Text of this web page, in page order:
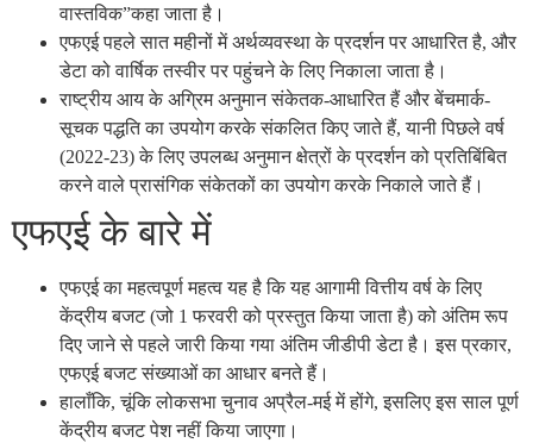
वास्तविक”कहा जाता है।
एफएई पहले सात महीनों में अर्थव्यवस्था के प्रदर्शन पर आधारित है, और
डेटा को वार्षिक तस्वीर पर पहुंचने के लिए निकाला जाता है।
राष्ट्रीय आय के अग्रिम अनुमान संकेतक-आधारित हैं और बेंचमार्क-
सूचक पद्धति का उपयोग करके संकलित किए जाते हैं, यानी पिछले वर्ष
(2022-23) के लिए उपलब्ध अनुमान क्षेत्रों के प्रदर्शन को प्रतिबिंबित
करने वाले प्रासंगिक संकेतकों का उपयोग करके निकाले जाते हैं।
एफएई के बारे में
एफएई का महत्वपूर्ण महत्व यह है कि यह आगामी वित्तीय वर्ष के लिए
केंद्रीय बजट (जो 1 फरवरी को प्रस्तुत किया जाता है) को अंतिम रूप
दिए जाने से पहले जारी किया गया अंतिम जीडीपी डेटा है। इस प्रकार,
एफएई बजट संख्याओं का आधार बनते हैं।
हालाँकि, चूंकि लोकसभा चुनाव अप्रैल-मई में होंगे, इसलिए इस साल पूर्ण
केंद्रीय बजट पेश नहीं किया जाएगा।